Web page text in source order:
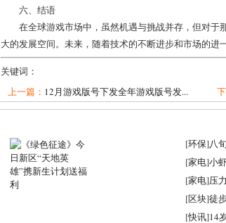
六、结语
在全球游戏市场中，虽然机遇与挑战并存，但对
大的发展空间。未来，随着技术的不断进步和市场的进
关键词：
上一篇： 12月游戏版号下发全年游戏版号发...
[环保]八
[家电]小
[家电]压
[区块]徒
[快讯]14